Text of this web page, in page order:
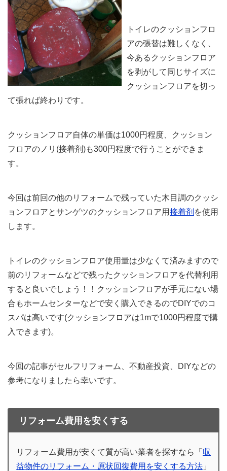
トイレのクッションフロ
アの張替は難しくなく、
今あるクッションフロア
を剥がして同じサイズに
クッションフロアを切っ
て張れば終わりです。
クッションフロア自体の単価は1000円程度、クッション
フロアのノリ(接着剤)も300円程度で行うことができま
す。
今回は前回の他のリフォームで残っていた木目調のクッシ
ョンフロアとサンゲツのクッションフロア用接着剤 を使用
します。
トイレのクッションフロア使用量は少なくて済みますので
前のリフォームなどで残ったクッションフロアを代替利用
すると良いでしょう！！クッションフロアが手元にない場
合もホームセンターなどで安く購入できるのでDIYでのコ
スパは高いです(クッションフロアは1mで1000円程度で購
入できます)。
今回の記事がセルフリフォーム、不動産投資、DIYなどの
参考になりましたら幸いです。
リフォーム費用を安くする
リフォーム費用が安くて質が高い業者を探すなら「 収
益物件のリフォーム・原状回復費用を安くする方法 」